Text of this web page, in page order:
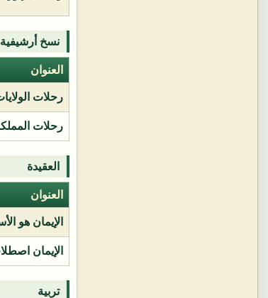
نسخ أرشيفية
العنوان
رحلات
رحلات
العقيدة
العنوان
الإيمان هو
الإيمان
تربية